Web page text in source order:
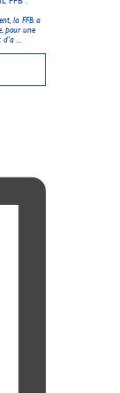
la FFB a
pour une
d’a ...